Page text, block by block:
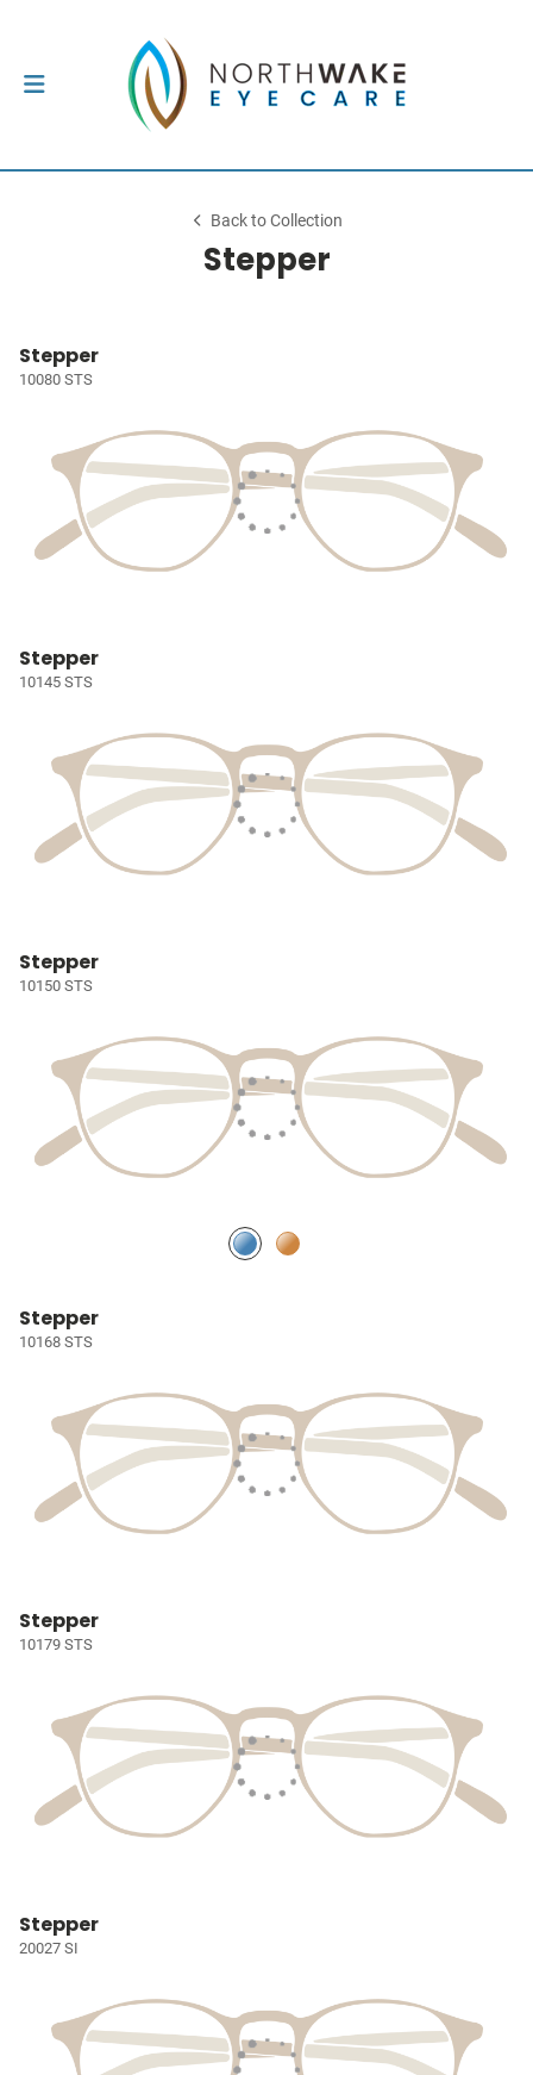
Back to Collection
Stepper
Stepper
10080 STS
Stepper
10145 STS
Stepper
10150 STS
Stepper
10168 STS
Stepper
10179 STS
Stepper
20027 SI